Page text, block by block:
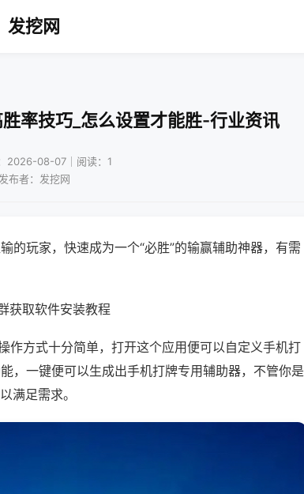
发挖网
率技巧_怎么设置才能胜-行业资讯
2026-08-07｜阅读：1
发布者：发挖网
的玩家，快速成为一个“必胜”的输赢辅助神器，有需
获取软件安装教程
作方式十分简单，打开这个应用便可以自定义手机打
，一键便可以生成出手机打牌专用辅助器，不管你是
满足需求。